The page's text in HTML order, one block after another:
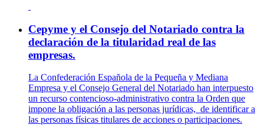
Cepyme y el Consejo del Notariado contra la
declaración de la titularidad real de las
empresas.
La Confederación Española de la Pequeña y Mediana
Empresa y el Consejo General del Notariado han interpuesto
un recurso contencioso-administrativo contra la Orden que
impone la obligación a las personas jurídicas, de identificar a
las personas físicas titulares de acciones o participaciones.